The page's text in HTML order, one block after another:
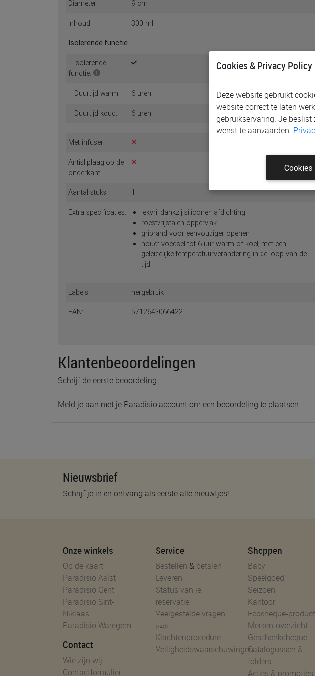
Diameter: 9 cm
Inhoud: 300 ml
Isolerende functie
· Isolerende
functie:
· Duurtijd warm: 6 uren
· Duurtijd koud: 6 uren
Met infuser:
Antisliplaag op de
onderkant:
Aantal stuks: 1
Extra specificaties:
lekvrij dankzij siliconen afdichting
roestvrijstalen oppervlak
griprand voor eenvoudiger openen
houdt voedsel tot 6 uur warm of koel, met een
geleidelijke temperatuurverandering in de loop van de
tijd
Labels: hergebruik
EAN: 5712643066422
Klantenbeoordelingen
Schrijf de eerste beoordeling
Meld je aan met je Paradisio account om een beoordeling te plaatsen.
Nieuwsbrief
Schrijf je in en ontvang als eerste alle nieuwtjes!
Onze winkels
Op de kaart
Paradisio Aalst
Paradisio Gent
Paradisio Sint-
Niklaas
Paradisio Waregem
Contact
Wie zijn wij
Contactformulier
Service
Bestellen & betalen
Leveren
Status van je
reservatie
Veelgestelde vragen
(FAQ)
Klachtenprocedure
Veiligheidswaarschuwingen
Shoppen
Baby
Speelgoed
Seizoen
Kantoor
Ecocheque-
Merken-overzicht
Geschenkcheque
Catalogussen &
folders
Acties & promoties
Cookies & Privacy Policy
Deze website gebruikt
website correct te laten
gebruikservaring. Je
wenst te aanvaarden.
Cookies